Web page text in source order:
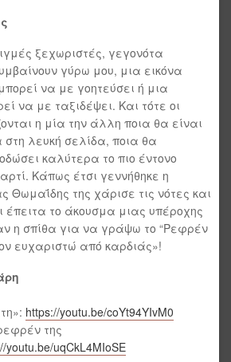
ξεχωριστές, γεγονότα
γύρω μου, μια εικόνα
να με γοητεύσει ή μια
να με ταξιδέψει. Και τότε οι
η μία την άλλη ποια θα είναι
στη λευκή σελίδα, ποια θα
καλύτερα το πιο έντονο
Κάπως έτσι γεννήθηκε η
Θωμαΐδης της χάρισε τις νότες και
έπειτα το άκουσμα μιας υπέροχης
η σπίθα για να γράψω το “Ρεφρέν
ευχαριστώ από καρδιάς»!
https://youtu.be/coYt94YIvM0
της
youtu.be/uqCkL4MIoSE